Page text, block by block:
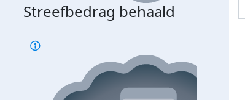
Streefbedrag behaald